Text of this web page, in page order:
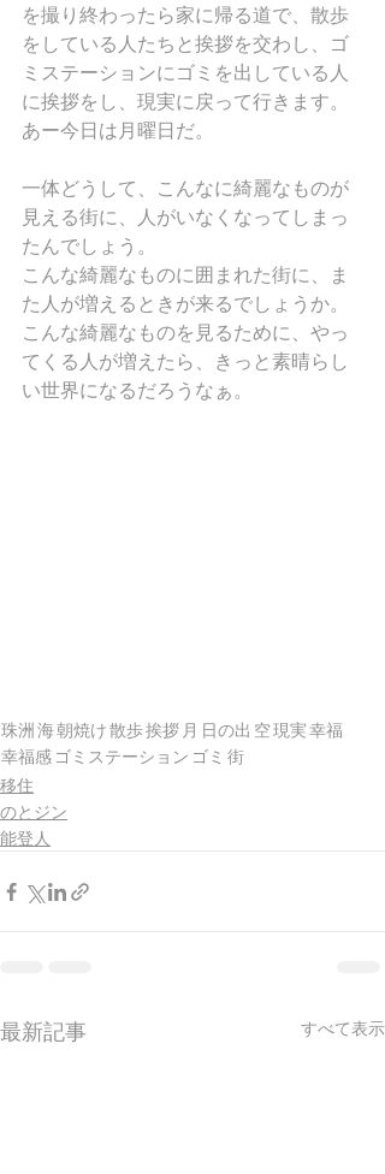
を撮り終わったら家に帰る道で、散歩
をしている人たちと挨拶を交わし、ゴ
ミステーションにゴミを出している人
に挨拶をし、現実に戻って行きます。
あー今日は月曜日だ。
一体どうして、こんなに綺麗なものが
見える街に、人がいなくなってしまっ
たんでしょう。
こんな綺麗なものに囲まれた街に、ま
た人が増えるときが来るでしょうか。
こんな綺麗なものを見るために、やっ
てくる人が増えたら、きっと素晴らし
い世界になるだろうなぁ。
珠洲海朝焼け散歩挨拶 月 日の出 空現実幸福
幸福感 ゴミステーション ゴミ 街
移住
のとジン
能登人
最新記事 すべて表示